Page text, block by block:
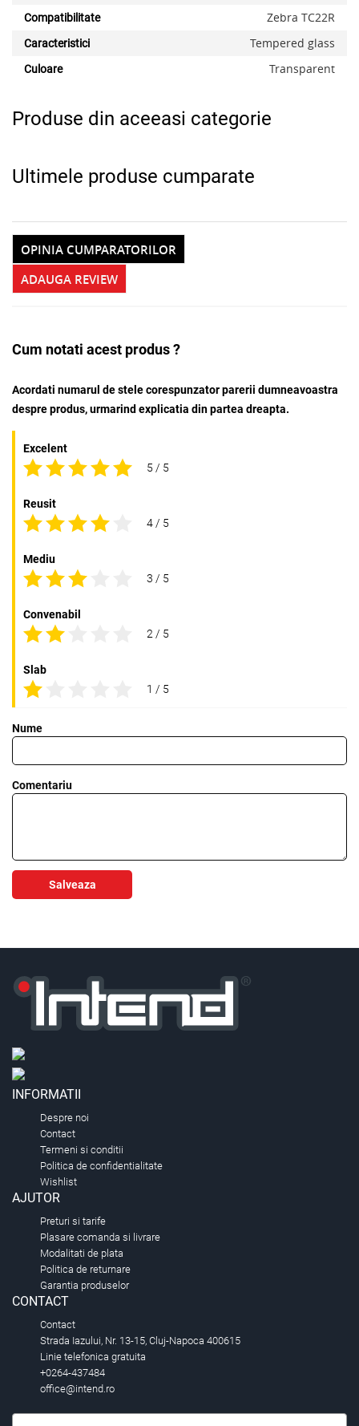
Compatibilitate Zebra TC22R
Caracteristici Tempered glass
Culoare Transparent
Produse din aceeasi categorie
Ultimele produse cumparate
ADAUGA REVIEW
OPINIA CUMPARATORILOR
Cum notati acest produs ?
Acordati numarul de stele corespunzator parerii dumneavoastra
despre produs, urmarind explicatia din partea dreapta.
Excelent
5 / 5
Reusit
4 / 5
Mediu
3 / 5
Convenabil
2 / 5
Slab
1 / 5
Nume
Comentariu
Salveaza
x
INFORMATII
Despre noi
Contact
Termeni si conditii
Politica de confidentialitate
Wishlist
AJUTOR
Preturi si tarife
Plasare comanda si livrare
Modalitati de plata
Politica de returnare
Garantia produselor
CONTACT
Contact
Strada Iazului, Nr. 13-15, Cluj-Napoca 400615
Linie telefonica gratuita
+0264-437484
office@intend.ro